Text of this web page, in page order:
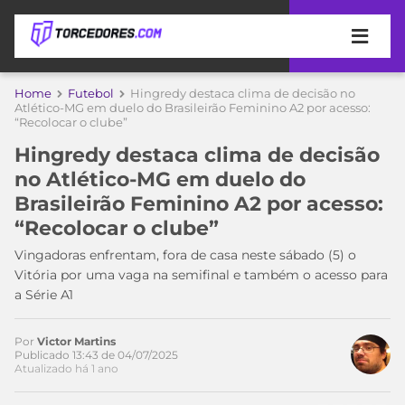
APOSTAS
DICAS
APOSTA
MELHORES
SITES
DE
APOSTAS
2026
CÓDIGO
PROMOCIONAL
ÚLTIMAS
COPA
DO
MUNDO
TIMES
MEU
TIME
CAMPEONATOS
BRASILEIRÃO
MÍDIA
Home Futebol
Hingredy destaca clima de decisão no
Atlético-MG em duelo do Brasileirão Feminino A2 por acesso:
“Recolocar o clube”
Hingredy destaca clima de decisão
no Atlético-MG em duelo do
Brasileirão Feminino A2 por acesso:
“Recolocar o clube”
Vingadoras enfrentam, fora de casa neste sábado (5) o
Vitória por uma vaga na semifinal e também o acesso para
a Série A1
Por Victor Martins
Publicado 13:43 de 04/07/2025
Atualizado há 1 ano